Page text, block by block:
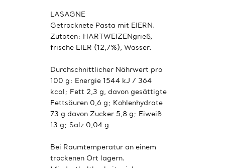
LASAGNE
Getrocknete Pasta mit EIERN.
Zutaten: HARTWEIZENgrieß,
frische EIER (12,7%), Wasser.
Durchschnittlicher Nährwert pro
100 g: Energie 1544 kJ / 364
kcal; Fett 2,3 g, davon gesättigte
Fettsäuren 0,6 g; Kohlenhydrate
73 g davon Zucker 5,8 g; Eiweiß ​​
13 g; Salz 0,04 g
Bei Raumtemperatur an einem
trockenen Ort lagern.